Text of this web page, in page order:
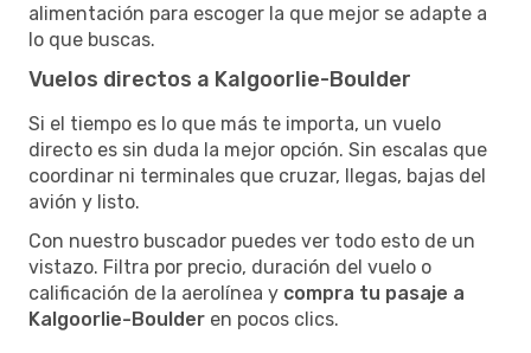
alimentación para escoger la que mejor se adapte a
lo que buscas.
Vuelos directos a Kalgoorlie-Boulder
Si el tiempo es lo que más te importa, un vuelo
directo es sin duda la mejor opción. Sin escalas que
coordinar ni terminales que cruzar, llegas, bajas del
avión y listo.
Con nuestro buscador puedes ver todo esto de un
vistazo. Filtra por precio, duración del vuelo o
calificación de la aerolínea y compra tu pasaje a
Kalgoorlie-Boulder en pocos clics.